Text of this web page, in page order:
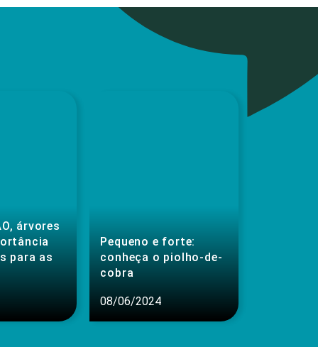
árvores
para as
Pequeno e forte:
conheça o piolho-de-
cobra
08/06/2024